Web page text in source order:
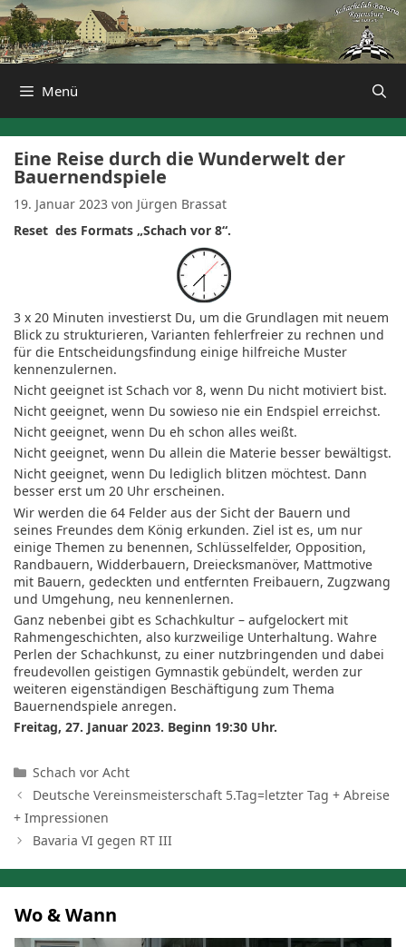
Zum
Inhalt
springen
Menü
Eine Reise durch die Wunderwelt der
Bauernendspiele
19. Januar 2023 von Jürgen Brassat
Reset des Formats „Schach vor 8“.
3 x 20 Minuten investierst Du, um die Grundlagen mit neuem
Blick zu strukturieren, Varianten fehlerfreier zu rechnen und
für die Entscheidungsfindung einige hilfreiche Muster
kennenzulernen.
Nicht geeignet ist Schach vor 8, wenn Du nicht motiviert bist.
Nicht geeignet, wenn Du sowieso nie ein Endspiel erreichst.
Nicht geeignet, wenn Du eh schon alles weißt.
Nicht geeignet, wenn Du allein die Materie besser bewältigst.
Nicht geeignet, wenn Du lediglich blitzen möchtest. Dann
besser erst um 20 Uhr erscheinen.
Wir werden die 64 Felder aus der Sicht der Bauern und
seines Freundes dem König erkunden. Ziel ist es, um nur
einige Themen zu benennen, Schlüsselfelder, Opposition,
Randbauern, Widderbauern, Dreiecksmanöver, Mattmotive
mit Bauern, gedeckten und entfernten Freibauern, Zugzwang
und Umgehung, neu kennenlernen.
Ganz nebenbei gibt es Schachkultur – aufgelockert mit
Rahmengeschichten, also kurzweilige Unterhaltung. Wahre
Perlen der Schachkunst, zu einer nutzbrin­genden und dabei
freudevollen geistigen Gymnastik gebündelt, werden zur
weiteren eigenständigen Beschäftigung zum Thema
Bauernendspiele anregen.
Freitag, 27. Januar 2023. Beginn 19:30 Uhr.
Kategorien
Schach vor Acht
Deutsche Vereinsmeisterschaft 5.Tag=letzter Tag + Abreise
+ Impressionen
Bavaria VI gegen RT III
Wo & Wann